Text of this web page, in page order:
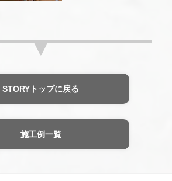
STORYトップに戻る
施工例一覧